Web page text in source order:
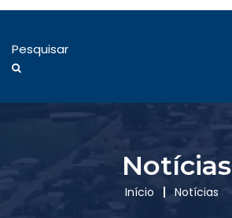
Notícias
Início Notícias